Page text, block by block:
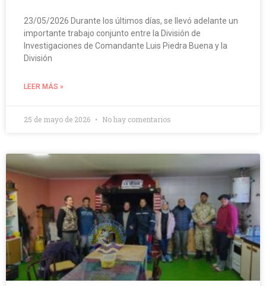
23/05/2026 Durante los últimos días, se llevó adelante un
importante trabajo conjunto entre la División de
Investigaciones de Comandante Luis Piedra Buena y la
División
LEER MÁS »
25 de mayo de 2026 No hay comentarios